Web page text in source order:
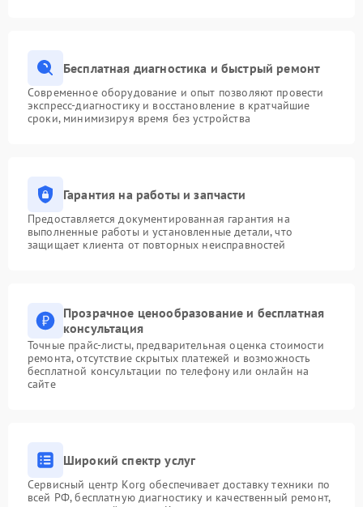
Бесплатная диагностика и быстрый ремонт
Современное оборудование и опыт позволяют провести
экспресс-диагностику и восстановление в кратчайшие
сроки, минимизируя время без устройства
Гарантия на работы и запчасти
Предоставляется документированная гарантия на
выполненные работы и установленные детали, что
защищает клиента от повторных неисправностей
Прозрачное ценообразование и бесплатная
консультация
Точные прайс-листы, предварительная оценка стоимости
ремонта, отсутствие скрытых платежей и возможность
бесплатной консультации по телефону или онлайн на
сайте
Широкий спектр услуг
Сервисный центр Korg обеспечивает доставку техники по
всей РФ, бесплатную диагностику и качественный ремонт,